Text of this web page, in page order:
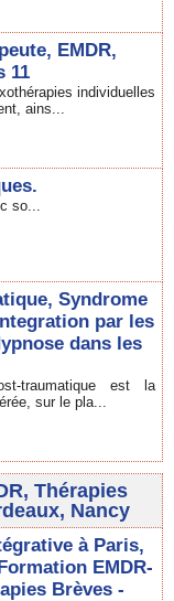
EMDR,
11
individuelles
ains...
so...
Syndrome
par les
dans les
traumatique est la
sur le pla...
Thérapies
Nancy
à Paris,
EMDR-
Brèves -